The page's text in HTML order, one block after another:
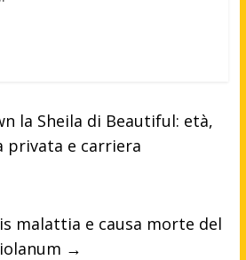
la Sheila di Beautiful: età,
privata e carriera
malattia e causa morte del
→